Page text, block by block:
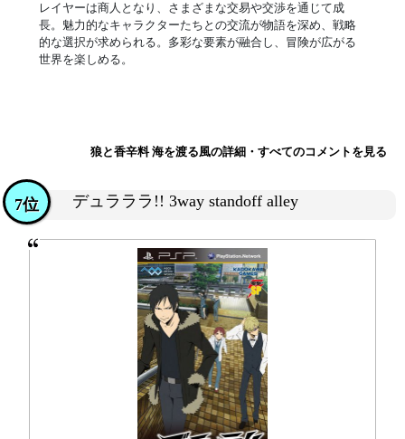
レイヤーは商人となり、さまざまな交易や交渉を通じて成
長。魅力的なキャラクターたちとの交流が物語を深め、戦略
的な選択が求められる。多彩な要素が融合し、冒険が広がる
世界を楽しめる。
狼と香辛料 海を渡る風の詳細・すべてのコメントを見る
デュラララ!! 3way standoff alley
7位